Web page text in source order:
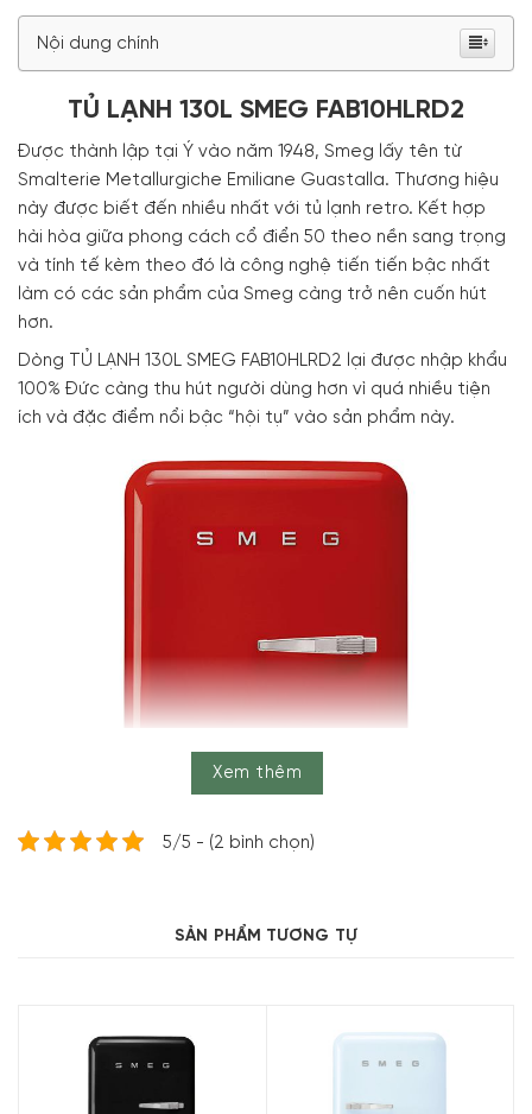
Nội dung chính
TỦ LẠNH 130L SMEG FAB10HLRD2
Được thành lập tại Ý vào năm 1948, Smeg lấy tên từ
Smalterie Metallurgiche Emiliane Guastalla. Thương hiệu
này được biết đến nhiều nhất với tủ lạnh retro. Kết hợp
hài hòa giữa phong cách cổ điển 50 theo nền sang trọng
và tính tế kèm theo đó là công nghệ tiến tiến bậc nhất
làm có các sản phẩm của Smeg càng trở nên cuốn hút
hơn.
Dòng TỦ LẠNH 130L SMEG FAB10HLRD2 lại được nhập khẩu
100% Đức càng thu hút người dùng hơn vì quá nhiều tiện
ích và đặc điểm nổi bậc “hội tụ” vào sản phẩm này.
Cũng chính vì nét quyến rũ này mà nhiều khách hàng tỏ ra
Xem thêm
5/5 - (2 bình chọn)
SẢN PHẨM TƯƠNG TỰ